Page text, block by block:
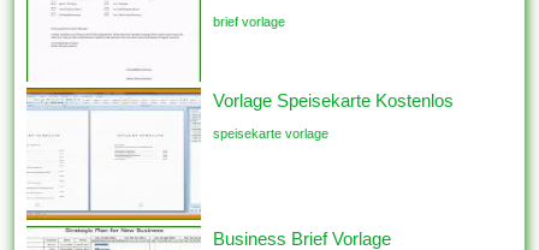
brief vorlage
Vorlage Speisekarte Kostenlos
speisekarte vorlage
Business Brief Vorlage